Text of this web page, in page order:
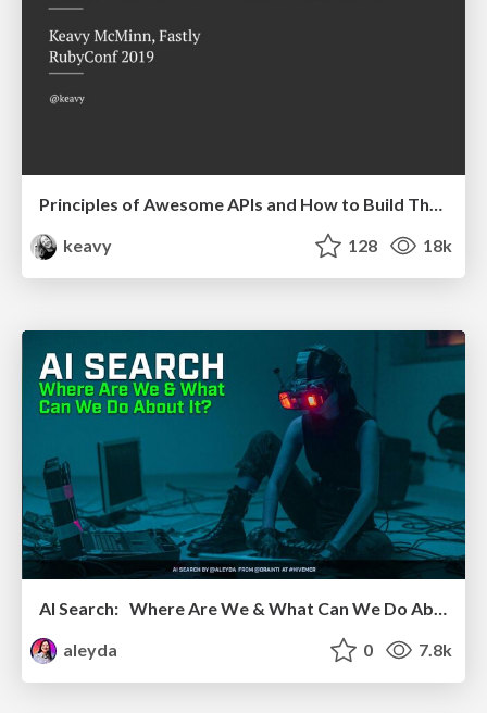
keavy
128 18k
AI Search: Where Are We & What Can We Do About It?
aleyda
0 7.8k